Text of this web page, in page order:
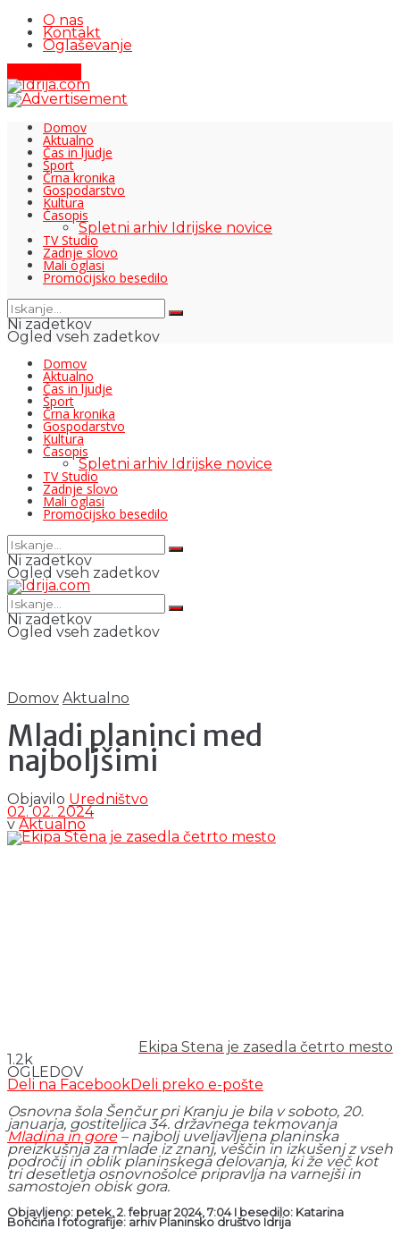
O nas
Kontakt
Oglaševanje
Domov
Aktualno
Čas in ljudje
Šport
Črna kronika
Gospodarstvo
Kultura
Časopis
Spletni arhiv Idrijske novice
TV Studio
Zadnje slovo
Mali oglasi
Promocijsko besedilo
Ni zadetkov
Ogled vseh zadetkov
Domov
Aktualno
Čas in ljudje
Šport
Črna kronika
Gospodarstvo
Kultura
Časopis
Spletni arhiv Idrijske novice
TV Studio
Zadnje slovo
Mali oglasi
Promocijsko besedilo
Ni zadetkov
Ogled vseh zadetkov
Ni zadetkov
Ogled vseh zadetkov
Domov Aktualno
Mladi planinci med
najboljšimi
Objavilo Uredništvo
02. 02. 2024
v Aktualno
Ekipa Stena je zasedla četrto mesto
1.2k
OGLEDOV
Deli na FacebookDeli preko e-pošte
Osnovna šola Šenčur pri Kranju je bila v soboto, 20.
januarja, gostiteljica 34. državnega tekmovanja
Mladina in gore– najbolj uveljavljena planinska
preizkušnja za mlade iz znanj, veščin in izkušenj z vseh
področij in oblik planinskega delovanja, ki že več kot
tri desetletja osnovnošolce pripravlja na varnejši in
samostojen obisk gora.
Objavljeno: petek, 2. februar 2024, 7:04 I besedilo: Katarina
Bončina I fotografije: arhiv Planinsko društvo Idrija